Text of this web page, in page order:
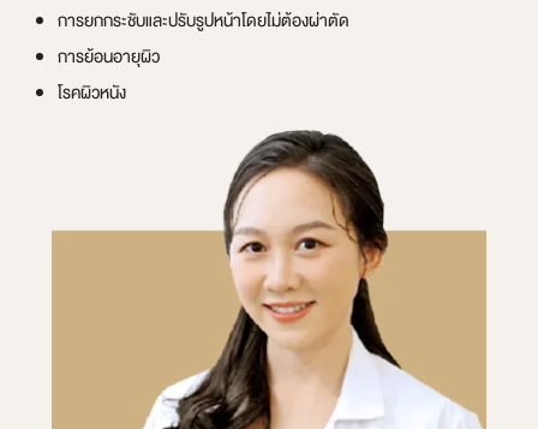
การยกกระชับและปรับรูปหน้าโดยไม่ต้องผ่าตัด
การย้อนอายุผิว
โรคผิวหนัง